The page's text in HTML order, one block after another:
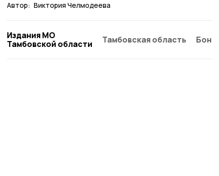
Автор: Виктория Челмодеева
Издания МО
Тамбовской области
Тамбовская область